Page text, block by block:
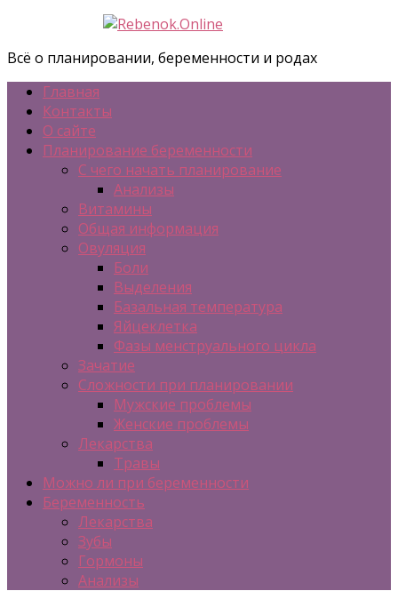
Всё о планировании, беременности и родах
Главная
Контакты
О сайте
Планирование беременности
С чего начать планирование
Анализы
Витамины
Общая информация
Овуляция
Боли
Выделения
Базальная температура
Яйцеклетка
Фазы менструального цикла
Зачатие
Сложности при планировании
Мужские проблемы
Женские проблемы
Лекарства
Травы
Можно ли при беременности
Беременность
Лекарства
Зубы
Гормоны
Анализы